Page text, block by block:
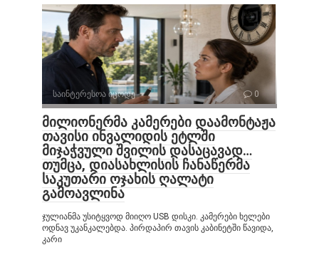
საინტერესოა იცოდე 0
მილიონერმა კამერები დაამონტაჟა
თავისი ინვალიდის ეტლში
მიჯაჭვული შვილის დასაცავად…
თუმცა, დიასახლისის ჩანაწერმა
საკუთარი ოჯახის ღალატი
გამოავლინა
ჯულიანმა უსიტყვოდ მიიღო USB დისკი. კამერები ხელები
ოდნავ უკანკალებდა. პირდაპირ თავის კაბინეტში წავიდა,
კარი